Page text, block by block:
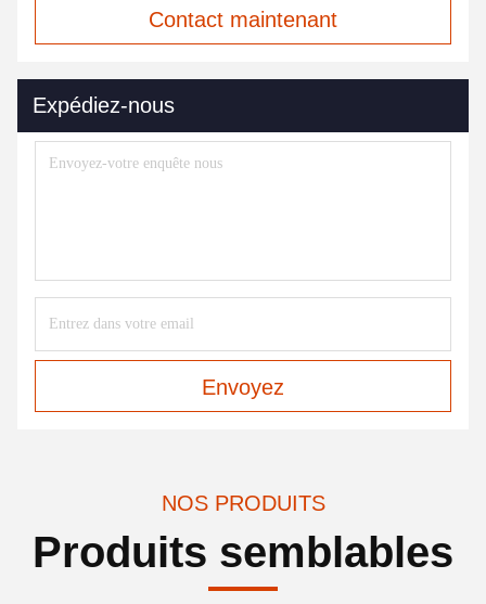
Contact maintenant
Expédiez-nous
Envoyez
NOS PRODUITS
Produits semblables